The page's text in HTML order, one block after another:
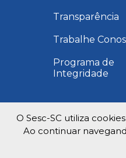
Transparência
Trabalhe
Programa de
Integridade
O Sesc-SC utiliza
Ao continuar